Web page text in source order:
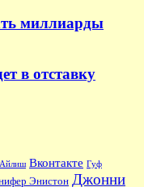
миллиарды
в отставку
Вконтакте Гуф
Энистон Джонни